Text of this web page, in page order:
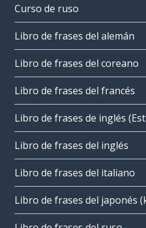
Curso de ruso
Libro de frases del alemán
Libro de frases del coreano
Libro de frases del francés
Libro de frases de inglés
Libro de frases del inglés
Libro de frases del italiano
Libro de frases del japonés